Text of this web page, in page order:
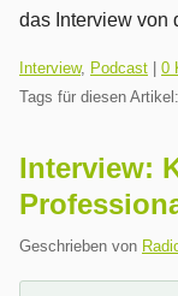
das Interview von
Kategorien:
Interview, Podcast 0
Tags für diesen Artikel:
Interview:
Geschrieben von